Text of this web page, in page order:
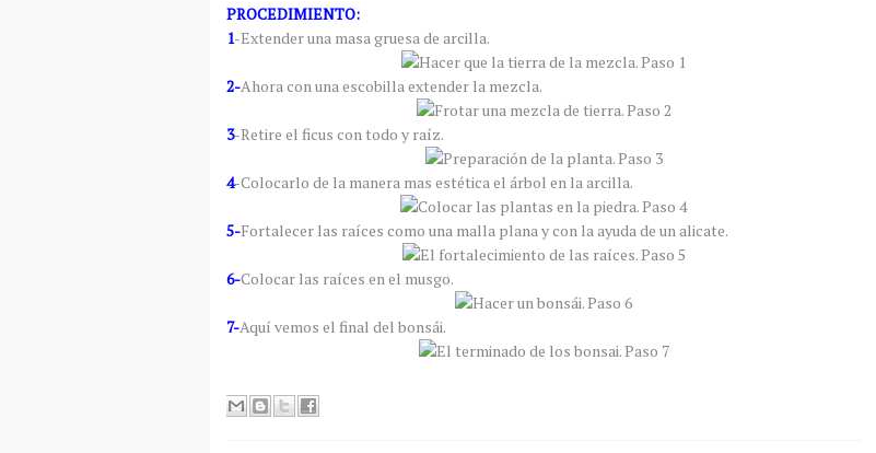
PROCEDIMIENTO:
1-Extender una masa gruesa de arcilla.
2-Ahora con una escobilla extender la mezcla.
3-Retire el ficus con todo y raíz.
4-Colocarlo de la manera mas estética el árbol en la arcilla.
5-Fortalecer las raíces como una malla plana y con la ayuda de un alicate.
6-Colocar las raíces en el musgo.
7-Aquí vemos el final del bonsái.